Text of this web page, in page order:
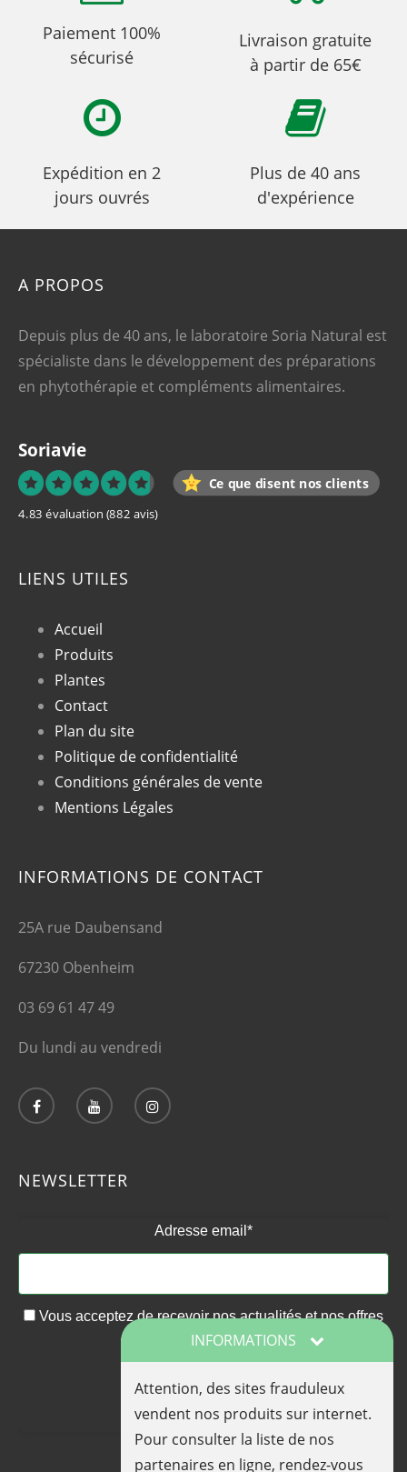
Paiement 100%
sécurisé
Livraison gratuite
à partir de 65€
Expédition en 2
jours ouvrés
Plus de 40 ans
d'expérience
A PROPOS
Depuis plus de 40 ans, le laboratoire Soria Natural est
spécialiste dans le développement des préparations
en phytothérapie et compléments alimentaires.
Soriavie
Ce que disent nos clients
4.83 évaluation (882 avis)
LIENS UTILES
Accueil
Produits
Plantes
Contact
Plan du site
Politique de confidentialité
Conditions générales de vente
Mentions Légales
INFORMATIONS DE CONTACT
25A rue Daubensand
67230 Obenheim
03 69 61 47 49
Du lundi au vendredi
NEWSLETTER
Adresse email*
Vous acceptez de recevoir nos actualités et nos offres
promotionnelles par email
INFORMATIONS
Attention, des sites frauduleux
vendent nos produits sur internet.
Pour consulter la liste de nos
partenaires en ligne, rendez-vous